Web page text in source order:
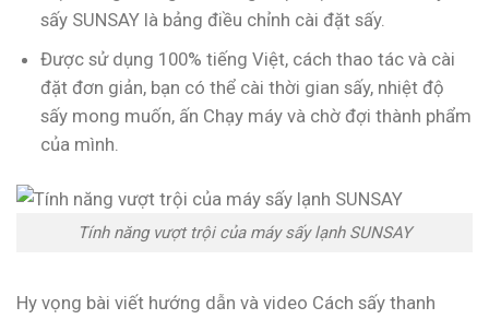
sấy SUNSAY là bảng điều chỉnh cài đặt sấy.
Được sử dụng 100% tiếng Việt, cách thao tác và cài
đặt đơn giản, bạn có thể cài thời gian sấy, nhiệt độ
sấy mong muốn, ấn Chạy máy và chờ đợi thành phẩm
của mình.
Tính năng vượt trội của máy sấy lạnh SUNSAY
Hy vọng bài viết hướng dẫn và video Cách sấy thanh